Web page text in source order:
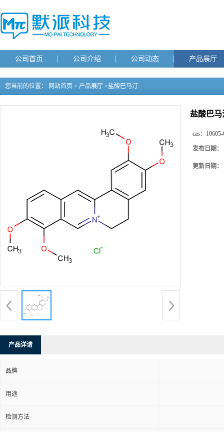
公司首页 公司介绍 公司动态 产品展厅
您当前的位置： 网站首页 > 产品展厅 >盐酸巴马汀
盐酸巴马
cas：
发布日期：
更新日期：
产品详请
品牌
用途
检测方法